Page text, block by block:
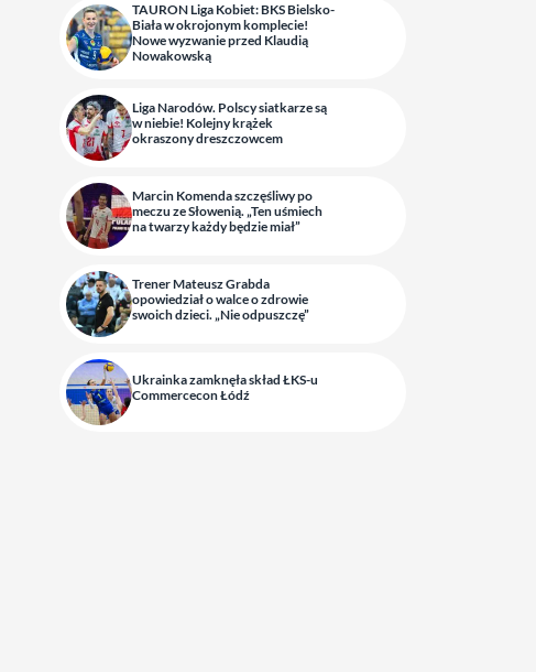
TAURON Liga Kobiet: BKS Bielsko-
Biała w okrojonym komplecie!
Nowe wyzwanie przed Klaudią
Nowakowską
Liga Narodów. Polscy siatkarze są
w niebie! Kolejny krążek
okraszony dreszczowcem
Marcin Komenda szczęśliwy po
meczu ze Słowenią. „Ten uśmiech
na twarzy każdy będzie miał”
Trener Mateusz Grabda
opowiedział o walce o zdrowie
swoich dzieci. „Nie odpuszczę”
Ukrainka zamknęła skład ŁKS-u
Commercecon Łódź